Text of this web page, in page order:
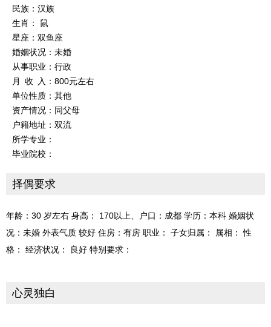
民族：汉族
生肖： 鼠
星座：双鱼座
婚姻状况：未婚
从事职业：行政
月 收 入：800元左右
单位性质：其他
资产情况：同父母
户籍地址：双流
所学专业：
毕业院校：
择偶要求
年龄：30 岁左右 身高： 170以上、户口：成都 学历：本科 婚姻状
况：未婚 外表气质 较好 住房：有房 职业： 子女归属： 属相： 性
格： 经济状况： 良好 特别要求：
心灵独白